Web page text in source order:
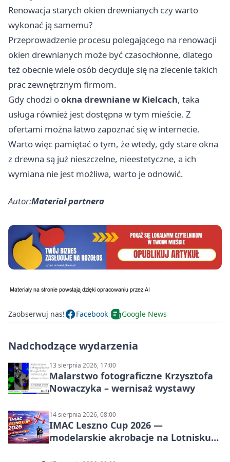
Renowacja starych okien drewnianych czy warto
wykonać ją samemu?
Przeprowadzenie procesu polegającego na renowacji
okien drewnianych może być czasochłonne, dlatego
też obecnie wiele osób decyduje się na zlecenie takich
prac zewnętrznym firmom.
Gdy chodzi ookna drewniane w Kielcach, taka
usługa również jest dostępna w tym mieście. Z
ofertami można łatwo zapoznać się w internecie.
Warto więc pamiętać o tym, że wtedy, gdy stare okna
z drewna są już nieszczelne, nieestetyczne, a ich
wymiana nie jest możliwa, warto je odnowić.
Autor:Materiał partnera
Zaobserwuj nas! Facebook Google News
Nadchodzące wydarzenia
13 sierpnia 2026, 17:00
Malarstwo fotograficzne Krzysztofa
Nowaczyka – wernisaż wystawy
14 sierpnia 2026, 08:00
IMAC Leszno Cup 2026 —
modelarskie akrobacje na Lotnisku